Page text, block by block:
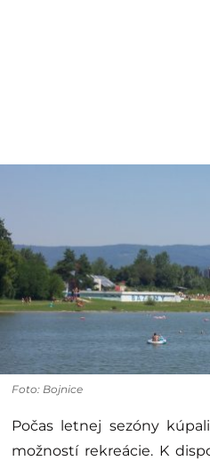
Foto: Bojnice
Počas letnej sezóny
možností rekreácie. K